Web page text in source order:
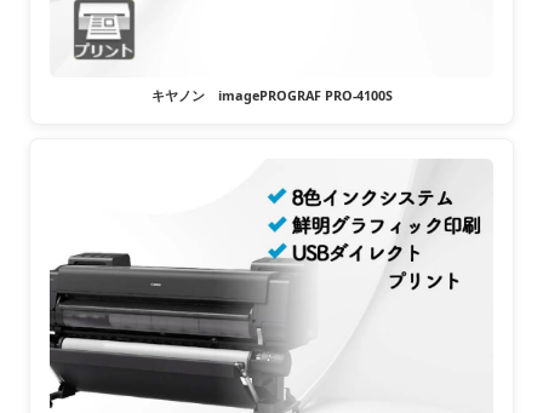
キヤノン imagePROGRAF PRO-4100S